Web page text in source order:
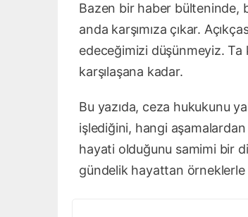
Bazen bir haber bülteninde,
anda karşımıza çıkar.
edeceğimizi düşünmeyiz. Ta
karşılaşana kadar.
Bu yazıda, ceza hukukunu
işlediğini, hangi
hayati olduğunu samimi bir
gündelik hayattan